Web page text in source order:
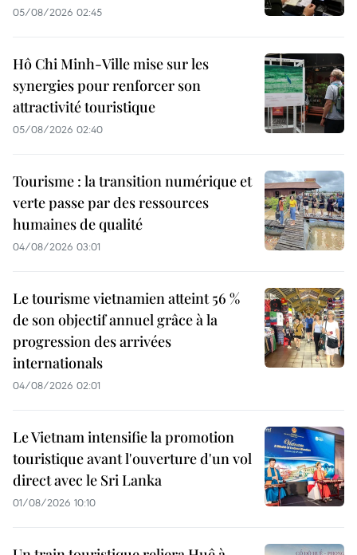
05/08/2026 02:45
Hô Chi Minh-Ville mise sur les
synergies pour renforcer son
attractivité touristique
05/08/2026 02:40
Tourisme : la transition numérique et
verte passe par des ressources
humaines de qualité
04/08/2026 03:01
Le tourisme vietnamien atteint 56 %
de son objectif annuel grâce à la
progression des arrivées
internationals
04/08/2026 02:01
Le Vietnam intensifie la promotion
touristique avant l'ouverture d'un vol
direct avec le Sri Lanka
01/08/2026 10:10